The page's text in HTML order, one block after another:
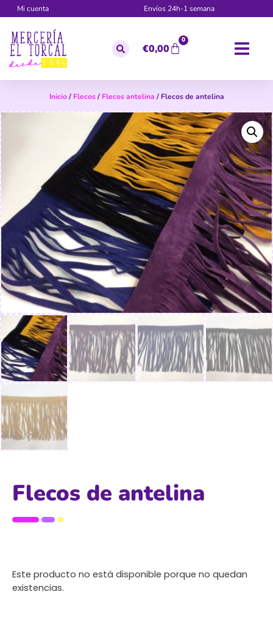
Mi cuenta Envíos 24h-1 semana
€0,00
0
Inicio/ Flecos/ Flecos antelina / Flecos de antelina
Flecos de antelina
Este producto no está disponible porque no quedan
existencias.